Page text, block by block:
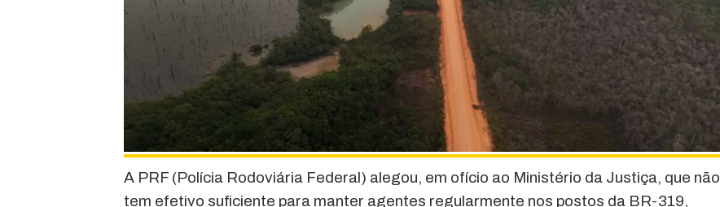
A PRF (Polícia Rodoviária Federal) alegou, em ofício ao Ministério da Justiça, que não
tem efetivo suficiente para manter agentes regularmente nos postos da BR-319,